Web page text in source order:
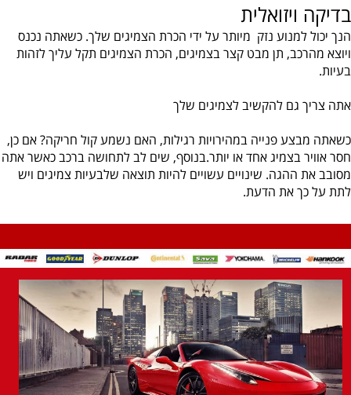
בדיקה ויזואלית
הנך יכול למנוע נזק מיותר על ידי הכרת הצמיגים שלך. כשאתה נכנס
ויוצא מהרכב, תן מבט קצר בצמיגים, הכרת הצמיגים תקל עליך לזהות
בעיות.
אתה צריך גם להקשיב לצמיגים שלך
כשאתה מבצע פנייה במהירויות רגילות, האם נשמע קול חריקה? אם כן,
חסר אוויר בצמיג אחד או יותר.בנוסף, שים לב לתחושה ברכב כאשר אתה
מסובב את ההגה. שינויים עשויים להיות תוצאה שלבעיות צמיגים ויש
לתת על כך את הדעת.